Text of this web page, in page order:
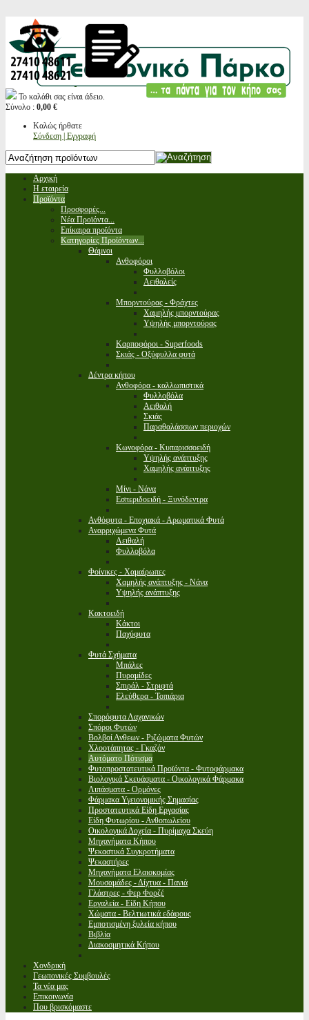
Το καλάθι σας είναι άδειο.
Σύνολο : 0,00 €
Καλώς ήρθατε
Σύνδεση | Εγγραφή
Αρχική
Η εταιρεία
Προϊόντα
Προσφορές...
Νέα Προϊόντα...
Επίκαιρα προϊόντα
Κατηγορίες Προϊόντων...
Θάμνοι
Ανθοφόροι
Φυλλοβόλοι
Αειθαλείς
Μπορντούρας - Φράχτες
Χαμηλής μπορντούρας
Υψηλής μπορντούρας
Καρποφόροι - Superfoods
Σκιάς - Οξύφυλλα φυτά
Δέντρα κήπου
Ανθοφόρα - καλλωπιστικά
Φυλλοβόλα
Αειθαλή
Σκιάς
Παραθαλάσσιων περιοχών
Κωνοφόρα - Κυπαρισσοειδή
Υψηλής ανάπτυξης
Χαμηλής ανάπτυξης
Μίνι - Νάνα
Εσπεριδοειδή - Ξυνόδεντρα
Ανθόφυτα - Εποχιακά - Αρωματικά Φυτά
Αναρριχώμενα Φυτά
Αειθαλή
Φυλλοβόλα
Φοίνικες - Χαμαίρωπες
Χαμηλής ανάπτυξης - Νάνα
Υψηλής ανάπτυξης
Κακτοειδή
Κάκτοι
Παχύφυτα
Φυτά Σχήματα
Μπάλες
Πυραμίδες
Σπιράλ - Στριφτά
Ελεύθερα - Τοπιάρια
Σπορόφυτα Λαχανικών
Σπόροι Φυτών
Βολβοί Ανθεων - Ριζώματα Φυτών
Χλοοτάπητας - Γκαζόν
Αυτόματο Πότισμα
Φυτοπροστατευτικά Προϊόντα - Φυτοφάρμακα
Βιολογικά Σκευάσματα - Οικολογικά Φάρμακα
Λιπάσματα - Ορμόνες
Φάρμακα Υγειονομικής Σημασίας
Προστατευτικά Είδη Εργασίας
Είδη Φυτωρίου - Ανθοπωλείου
Οικολογικά Δοχεία - Πυρίμαχα Σκεύη
Μηχανήματα Κήπου
Ψεκαστικά Συγκροτήματα
Ψεκαστήρες
Μηχανήματα Ελαιοκομίας
Μουσαμάδες - Δίχτυα - Πανιά
Γλάστρες - Φερ Φορζέ
Εργαλεία - Είδη Κήπου
Χώματα - Βελτιωτικά εδάφους
Εμποτισμένη ξυλεία κήπου
Βιβλία
Διακοσμητικά Κήπου
Χονδρική
Γεωπονικές Συμβουλές
Τα νέα μας
Επικοινωνία
Που βρισκόμαστε